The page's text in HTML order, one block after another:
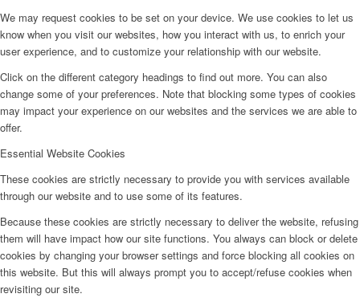
We may request cookies to be set on your device. We use cookies to let us
know when you visit our websites, how you interact with us, to enrich your
user experience, and to customize your relationship with our website.
Click on the different category headings to find out more. You can also
change some of your preferences. Note that blocking some types of cookies
may impact your experience on our websites and the services we are able to
offer.
Essential Website Cookies
These cookies are strictly necessary to provide you with services available
through our website and to use some of its features.
Because these cookies are strictly necessary to deliver the website, refusing
them will have impact how our site functions. You always can block or delete
cookies by changing your browser settings and force blocking all cookies on
this website. But this will always prompt you to accept/refuse cookies when
revisiting our site.